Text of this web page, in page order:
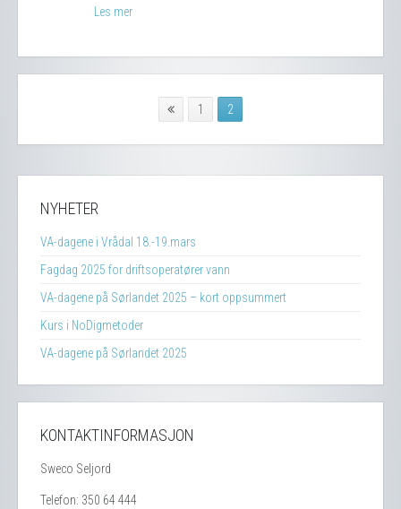
Les mer
1 2
NYHETER
VA-dagene i Vrådal 18.-19.mars
Fagdag 2025 for driftsoperatører vann
VA-dagene på Sørlandet 2025 – kort oppsummert
Kurs i NoDigmetoder
VA-dagene på Sørlandet 2025
KONTAKTINFORMASJON
Sweco Seljord
Telefon: 350 64 444